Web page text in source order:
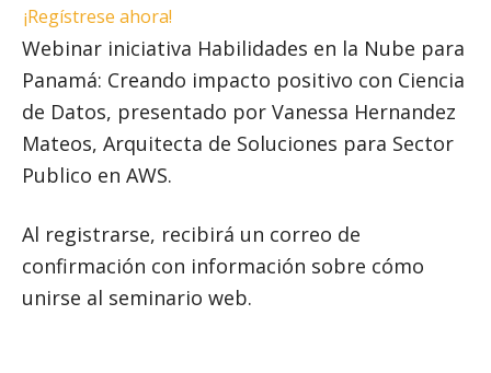
¡Regístrese ahora!
Webinar iniciativa Habilidades en la Nube para
Panamá: Creando impacto positivo con Ciencia
de Datos, presentado por Vanessa Hernandez
Mateos, Arquitecta de Soluciones para Sector
Publico en AWS.
Al registrarse, recibirá un correo de
confirmación con información sobre cómo
unirse al seminario web.